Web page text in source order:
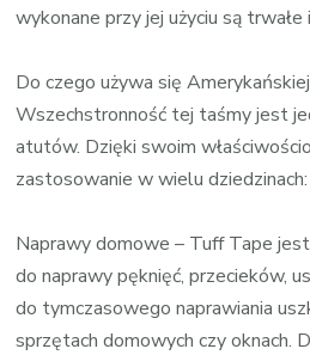
wykonane przy jej użyciu są trwałe
Do czego używa się
Wszechstronność tej taśmy jest
atutów. Dzięki swoim
zastosowanie w wielu dziedzinach:
Naprawy domowe – Tuff Tape
do naprawy pęknięć, przecieków,
do tymczasowego naprawiania
sprzętach domowych czy oknach.